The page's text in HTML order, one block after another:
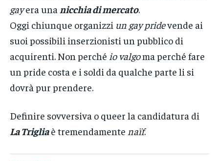
gayera una nicchia di mercato.
Oggi chiunque organizzi un gay pridevende ai
suoi possibili inserzionisti un pubblico di
acquirenti. Non perché io valgoma perché fare
un pride costa e i soldi da qualche parte li si
dovrà pur prendere.
Definire sovversiva o queer la candidatura di
La Trigliaè tremendamente naïf.